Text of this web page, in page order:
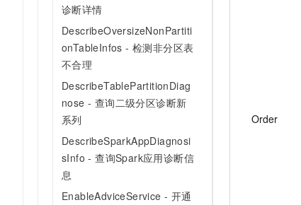
诊断详情
DescribeOversizeNonPartiti
onTableInfos - 检测非分区表
不合理
DescribeTablePartitionDiag
nose - 查询二级分区诊断新
系列
DescribeSparkAppDiagnosi
sInfo - 查询Spark应用诊断信
息
EnableAdviceService - 开通
Order